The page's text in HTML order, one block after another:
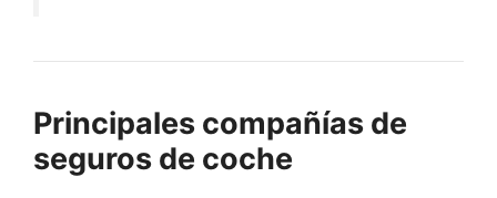
Principales compañías de
seguros de coche